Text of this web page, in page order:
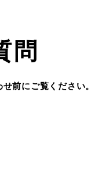
問
前にご覧ください。